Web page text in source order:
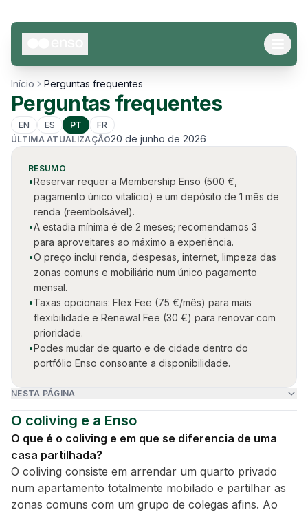
Início Perguntas frequentes
Perguntas frequentes
IDIOMA
EN ES PT
FR
ÚLTIMA ATUALIZAÇÃO20 de junho de 2026
RESUMO
•Reservar requer a Membership Enso (500 €,
pagamento único vitalício) e um depósito de 1 mês de
renda (reembolsável).
•A estadia mínima é de 2 meses; recomendamos 3
para aproveitares ao máximo a experiência.
•O preço inclui renda, despesas, internet, limpeza das
zonas comuns e mobiliário num único pagamento
mensal.
•Taxas opcionais: Flex Fee (75 €/mês) para mais
flexibilidade e Renewal Fee (30 €) para renovar com
prioridade.
•Podes mudar de quarto e de cidade dentro do
portfólio Enso consoante a disponibilidade.
O coliving e a Enso
O que é o coliving e em que se diferencia de uma
casa partilhada?
O coliving consiste em arrendar um quarto privado
num apartamento totalmente mobilado e partilhar as
zonas comuns com um grupo de colegas afins. Ao
NESTA PÁGINA